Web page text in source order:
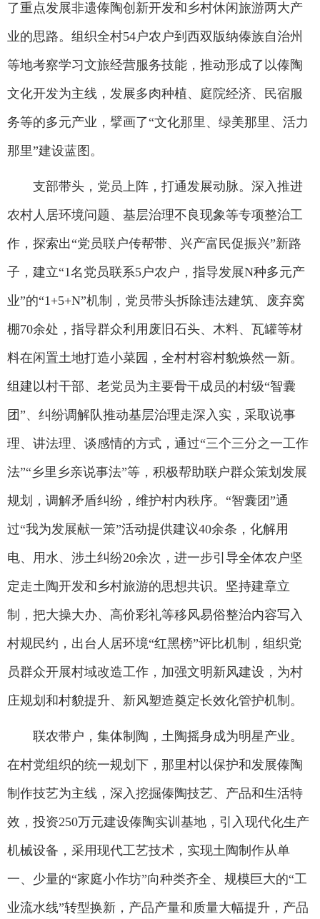
了重点发展非遗傣陶创新开发和乡村休闲旅游两大产
业的思路。组织全村54户农户到西双版纳傣族自治州
等地考察学习文旅经营服务技能，推动形成了以傣陶
文化开发为主线，发展多肉种植、庭院经济、民宿服
务等的多元产业，擘画了“文化那里、绿美那里、活力
那里”建设蓝图。
支部带头，党员上阵，打通发展动脉。深入推进
农村人居环境问题、基层治理不良现象等专项整治工
作，探索出“党员联户传帮带、兴产富民促振兴”新路
子，建立“1名党员联系5户农户，指导发展N种多元产
业”的“1+5+N”机制，党员带头拆除违法建筑、废弃窝
棚70余处，指导群众利用废旧石头、木料、瓦罐等材
料在闲置土地打造小菜园，全村村容村貌焕然一新。
组建以村干部、老党员为主要骨干成员的村级“智囊
团”、纠纷调解队推动基层治理走深入实，采取说事
理、讲法理、谈感情的方式，通过“三个三分之一工作
法”“乡里乡亲说事法”等，积极帮助联户群众策划发展
规划，调解矛盾纠纷，维护村内秩序。“智囊团”通
过“我为发展献一策”活动提供建议40余条，化解用
电、用水、涉土纠纷20余次，进一步引导全体农户坚
定走土陶开发和乡村旅游的思想共识。坚持建章立
制，把大操大办、高价彩礼等移风易俗整治内容写入
村规民约，出台人居环境“红黑榜”评比机制，组织党
员群众开展村域改造工作，加强文明新风建设，为村
庄规划和村貌提升、新风塑造奠定长效化管护机制。
联农带户，集体制陶，土陶摇身成为明星产业。
在村党组织的统一规划下，那里村以保护和发展傣陶
制作技艺为主线，深入挖掘傣陶技艺、产品和生活特
效，投资250万元建设傣陶实训基地，引入现代化生产
机械设备，采用现代工艺技术，实现土陶制作从单
一、少量的“家庭小作坊”向种类齐全、规模巨大的“工
业流水线”转型换新，产品产量和质量大幅提升，产品